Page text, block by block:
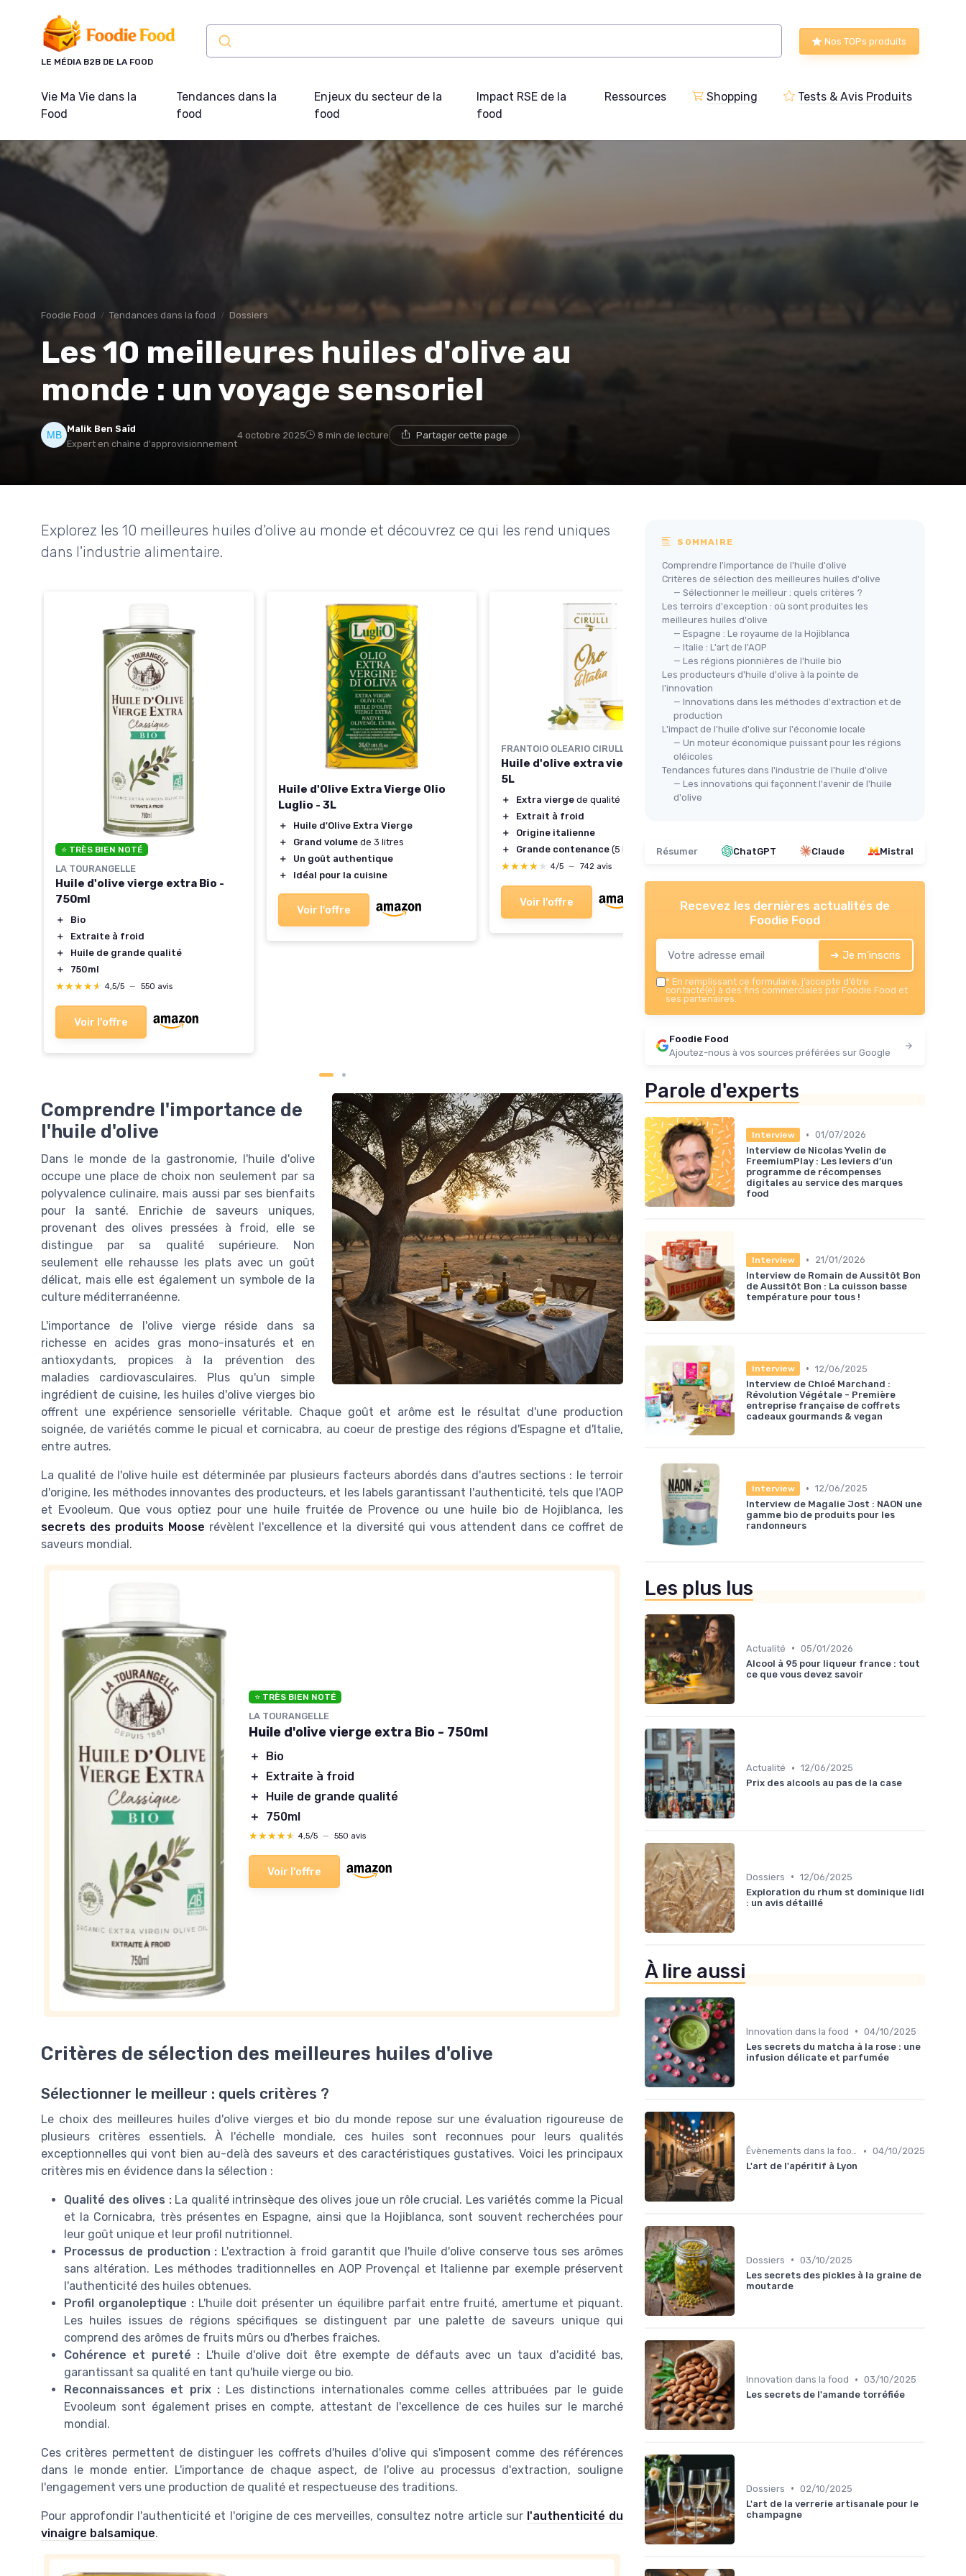
LE MÉDIA B2B DE LA FOOD
Nos TOPs produits
Vie Ma Vie dans la
Food
Tendances dans la
food
Enjeux du secteur de la
food
Impact RSE de la
food
Ressources Shopping Tests & Avis Produits
Foodie Food Tendances dans la food Dossiers
Les 10 meilleures huiles d'olive au
monde : un voyage sensoriel
Malik Ben Saïd
Expert en chaîne d'approvisionnement
4 octobre 2025 8 min de lecture Partager cette page
Explorez les 10 meilleures huiles d'olive au monde et découvrez ce qui les rend uniques
dans l'industrie alimentaire.
⭐ TRÈS BIEN NOTÉ
LA TOURANGELLE
Huile d'olive vierge extra Bio -
750ml
＋
Bio
＋
Extraite à froid
＋
Huile de grande qualité
＋
750ml
★★★★★
★★★★★ 4,5/5 — 550 avis
Voir l'offre
Huile d'Olive Extra Vierge Olio
Luglio - 3L
＋
Huile d'Olive Extra Vierge
＋
Grand volume de 3 litres
＋
Un goût authentique
＋
Idéal pour la cuisine
Voir l'offre
FRANTOIO OLEARIO CIRULLI
Huile d'olive extra vierge Cirulli
5L
＋ Extra vierge de qualité
＋
Extrait à froid
＋
Origine italienne
＋
Grande contenance (5 Litres)
★★★★★
★★★★★ 4/5 — 742 avis
Voir l'offre
JACOLIVA
Biologique 3L
＋
Meilleure huile d'olive Bio
d'Estrémadure 2022
Voir l'offre
Comprendre l'importance de
l'huile d'olive
Dans le monde de la gastronomie, l'huile d'olive
occupe une place de choix non seulement par sa
polyvalence culinaire, mais aussi par ses bienfaits
pour la santé. Enrichie de saveurs uniques,
provenant des olives pressées à froid, elle se
distingue par sa qualité supérieure. Non
seulement elle rehausse les plats avec un goût
délicat, mais elle est également un symbole de la
culture méditerranéenne.
L'importance de l'olive vierge réside dans sa
richesse en acides gras mono-insaturés et en
antioxydants, propices à la prévention des
maladies cardiovasculaires. Plus qu'un simple
ingrédient de cuisine, les huiles d'olive vierges bio
offrent une expérience sensorielle véritable. Chaque goût et arôme est le résultat d'une production
soignée, de variétés comme le picual et cornicabra, au coeur de prestige des régions d'Espagne et d'Italie,
entre autres.
La qualité de l'olive huile est déterminée par plusieurs facteurs abordés dans d'autres sections : le terroir
d'origine, les méthodes innovantes des producteurs, et les labels garantissant l'authenticité, tels que l'AOP
et Evooleum. Que vous optiez pour une huile fruitée de Provence ou une huile bio de Hojiblanca, les
secrets des produits Moose révèlent l'excellence et la diversité qui vous attendent dans ce coffret de
saveurs mondial.
⭐ TRÈS BIEN NOTÉ
LA TOURANGELLE
Huile d'olive vierge extra Bio - 750ml
＋
Bio
＋
Extraite à froid
＋
Huile de grande qualité
＋
750ml
★★★★★
★★★★★ 4,5/5 — 550 avis
Voir l'offre
Critères de sélection des meilleures huiles d'olive
Sélectionner le meilleur : quels critères ?
Le choix des meilleures huiles d'olive vierges et bio du monde repose sur une évaluation rigoureuse de
plusieurs critères essentiels. À l'échelle mondiale, ces huiles sont reconnues pour leurs qualités
exceptionnelles qui vont bien au-delà des saveurs et des caractéristiques gustatives. Voici les principaux
critères mis en évidence dans la sélection :
Qualité des olives :La qualité intrinsèque des olives joue un rôle crucial. Les variétés comme la Picual
et la Cornicabra, très présentes en Espagne, ainsi que la Hojiblanca, sont souvent recherchées pour
leur goût unique et leur profil nutritionnel.
Processus de production : L'extraction à froid garantit que l'huile d'olive conserve tous ses arômes
sans altération. Les méthodes traditionnelles en AOP Provençal et Italienne par exemple préservent
l'authenticité des huiles obtenues.
Profil organoleptique :L'huile doit présenter un équilibre parfait entre fruité, amertume et piquant.
Les huiles issues de régions spécifiques se distinguent par une palette de saveurs unique qui
comprend des arômes de fruits mûrs ou d'herbes fraiches.
Cohérence et pureté : L'huile d'olive doit être exempte de défauts avec un taux d'acidité bas,
garantissant sa qualité en tant qu'huile vierge ou bio.
Reconnaissances et prix :Les distinctions internationales comme celles attribuées par le guide
Evooleum sont également prises en compte, attestant de l'excellence de ces huiles sur le marché
mondial.
Ces critères permettent de distinguer les coffrets d'huiles d'olive qui s'imposent comme des références
dans le monde entier. L'importance de chaque aspect, de l'olive au processus d'extraction, souligne
l'engagement vers une production de qualité et respectueuse des traditions.
Pour approfondir l'authenticité et l'origine de ces merveilles, consultez notre article sur l'authenticité du
vinaigre balsamique.
SOMMAIRE
Comprendre l'importance de l'huile d'olive
Critères de sélection des meilleures huiles d'olive
— Sélectionner le meilleur : quels critères ?
Les terroirs d'exception : où sont produites les
meilleures huiles d'olive
— Espagne : Le royaume de la Hojiblanca
— Italie : L'art de l'AOP
— Les régions pionnières de l'huile bio
Les producteurs d'huile d'olive à la pointe de
l'innovation
— Innovations dans les méthodes d'extraction et de
production
L'impact de l'huile d'olive sur l'économie locale
— Un moteur économique puissant pour les régions
oléicoles
Tendances futures dans l'industrie de l'huile d'olive
— Les innovations qui façonnent l'avenir de l'huile
d'olive
Résumer ChatGPT Claude Mistral
Recevez les dernières actualités de
Foodie Food
➔ Je m'inscris
* En remplissant ce formulaire, j’accepte d’être
contacté(e) à des fins commerciales par Foodie Food et
ses partenaires.
Foodie Food
Ajoutez-nous à vos sources préférées sur Google
Parole d'experts
Interview • 01/07/2026
Interview de Nicolas Yvelin de
FreemiumPlay : Les leviers d’un
programme de récompenses
digitales au service des marques
food
Interview •
21/01/2026
Interview de Romain de Aussitôt Bon
de Aussitôt Bon : La cuisson basse
température pour tous !
Interview • 12/06/2025
Interview de Chloé Marchand :
Révolution Végétale - Première
entreprise française de coffrets
cadeaux gourmands & vegan
Interview • 12/06/2025
Interview de Magalie Jost : NAON une
gamme bio de produits pour les
randonneurs
Les plus lus
Actualité • 05/01/2026
Alcool à 95 pour liqueur france : tout
ce que vous devez savoir
Actualité • 12/06/2025
Prix des alcools au pas de la case
Dossiers • 12/06/2025
Exploration du rhum st dominique lidl
: un avis détaillé
À lire aussi
Innovation dans la food • 04/10/2025
Les secrets du matcha à la rose : une
infusion délicate et parfumée
Évènements dans la food • 04/10/2025
L'art de l'apéritif à Lyon
Dossiers • 03/10/2025
Les secrets des pickles à la graine de
moutarde
Innovation dans la food • 03/10/2025
Les secrets de l'amande torréfiée
Dossiers • 02/10/2025
L'art de la verrerie artisanale pour le
champagne